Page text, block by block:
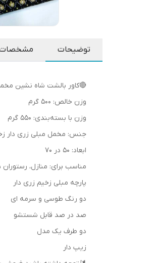
توضیحات
🔴کاور بالشت شاه نشین
وزن خالص: 500 گرم
وزن با بسته‌بندی: 550 گرم
جنس: مخمل مبلی زری دار
ابعاد: 50 در 70
مناسب برای: منازل، رستوران
پارچه مبلی زخیم زری دار
دو رنگ طوسی و سرمه ای
صد در صد قابل شستشو
دو طرف یک مدل
زیپ دار